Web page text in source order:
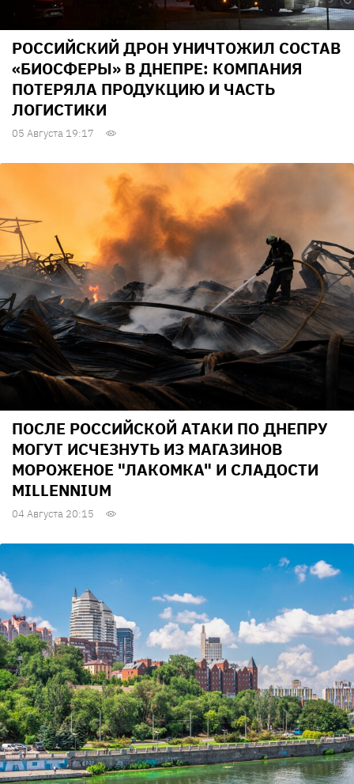
РОССИЙСКИЙ ДРОН УНИЧТОЖИЛ СОСТАВ
«БИОСФЕРЫ» В ДНЕПРЕ: КОМПАНИЯ
ПОТЕРЯЛА ПРОДУКЦИЮ И ЧАСТЬ
ЛОГИСТИКИ
05 Августа 19:17
ПОСЛЕ РОССИЙСКОЙ АТАКИ ПО ДНЕПРУ
МОГУТ ИСЧЕЗНУТЬ ИЗ МАГАЗИНОВ
МОРОЖЕНОЕ "ЛАКОМКА" И СЛАДОСТИ
MILLENNIUM
04 Августа 20:15